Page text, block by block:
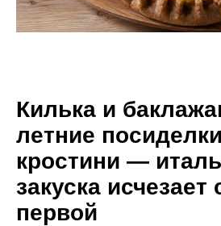
Килька и
летние
кростини —
закуска исчезает
первой